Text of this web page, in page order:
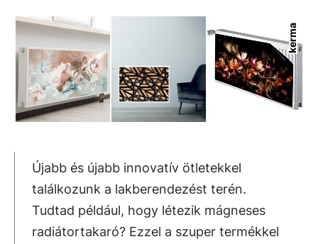
kerma
Újabb és újabb innovatív ötletekkel
találkozunk a lakberendezést terén.
Tudtad például, hogy létezik mágneses
radiátortakaró? Ezzel a szuper termékkel